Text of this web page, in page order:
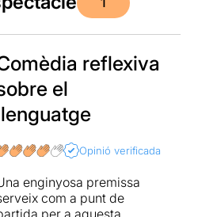
reflexiva
el
Opinió verificada
enginyosa premissa
com a punt de
per a aquesta